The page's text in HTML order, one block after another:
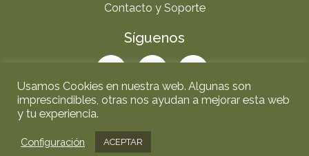
Contacto y Soporte
Síguenos
Política de Privacidad
Términos y Condiciones
Usamos Cookies en nuestra web. Algunas son
imprescindibles, otras nos ayudan a mejorar esta web
y tu experiencia.
Configuración ACEPTAR